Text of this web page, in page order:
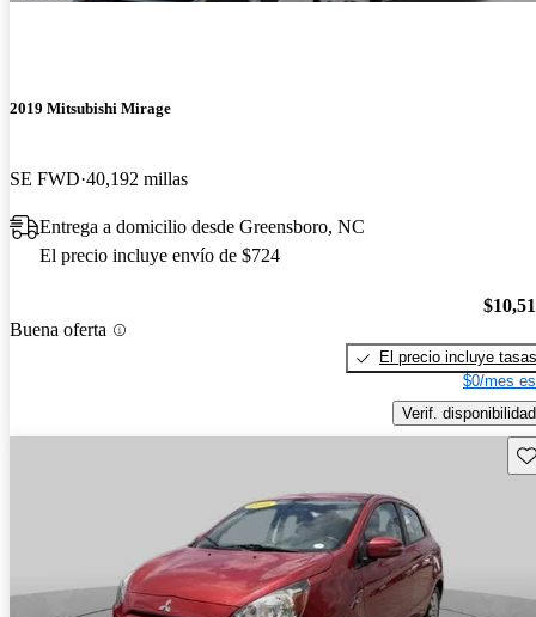
2019 Mitsubishi Mirage
SE FWD 40,192 millas
Entrega a domicilio desde Greensboro, NC
El precio incluye envío de $724
Buena oferta
El precio incluye tasas
$0/mes
Verif. disponibilidad